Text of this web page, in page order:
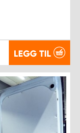
LEGG TIL